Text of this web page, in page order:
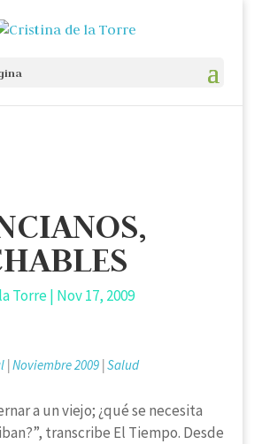
Torre| Nov 17, 2009
|Noviembre 2009|Salud
a un viejo; ¿qué se necesita
transcribe El Tiempo. Desde